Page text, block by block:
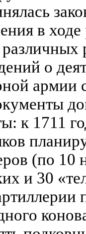
в
о
армии
к 1711
(по 10
и 30